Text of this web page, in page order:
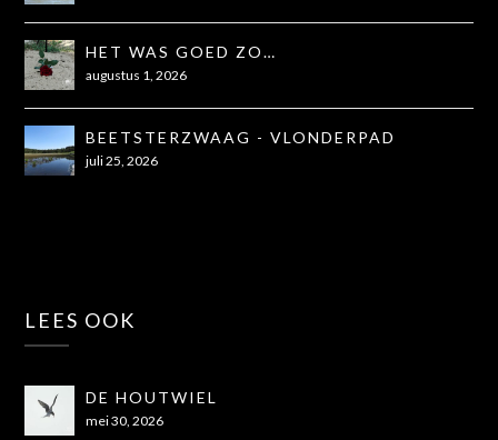
HET WAS GOED ZO…
augustus 1, 2026
BEETSTERZWAAG - VLONDERPAD
juli 25, 2026
LEES OOK
DE HOUTWIEL
mei 30, 2026